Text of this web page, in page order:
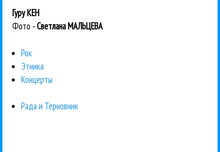
Гуру КЕН
Фото -Светлана МАЛЬЦЕВА
Рок
Этника
Концерты
Рада и Терновник